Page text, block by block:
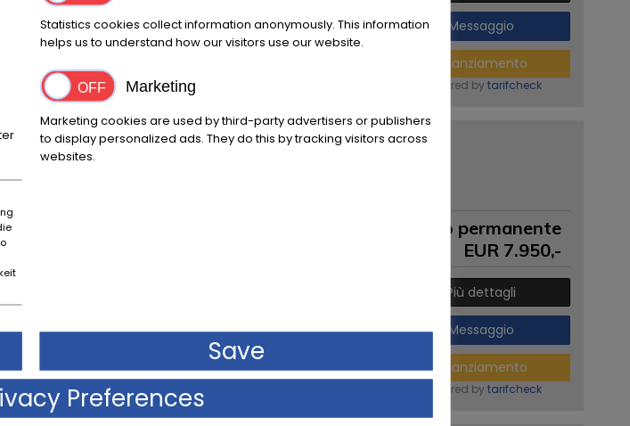
Messaggio
Finanziamento
powered by tarifcheck
Fiat 500 F '71
Annuncio permanente
EUR 7.950,-
Più dettagli
Messaggio
Finanziamento
powered by tarifcheck
Statistics cookies collect information anonymously. This information
helps us to understand how our visitors use our website.
Marketing
Marketing cookies are used by third-party advertisers or publishers
to display personalized ads. They do this by tracking visitors across
websites.
Save
Preferences